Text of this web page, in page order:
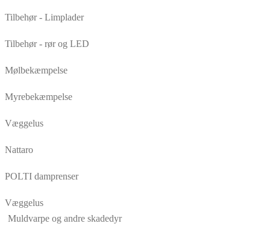
Tilbehør - Limplader
Tilbehør - rør og LED
Mølbekæmpelse
Myrebekæmpelse
Væggelus
Nattaro
POLTI damprenser
Væggelus
Muldvarpe og andre skadedyr